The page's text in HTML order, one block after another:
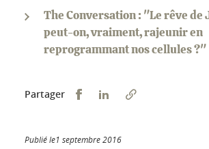
The Conversation : "Le rêve de
peut-on, vraiment, rajeunir en
reprogrammant nos cellules ?"
Partager Partager sur Facebook
Partager sur LinkedIn
Publié le1 septembre 2016